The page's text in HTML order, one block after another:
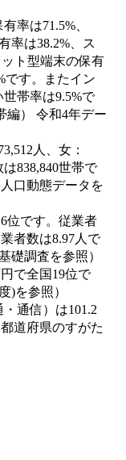
率は71.5%、
率は38.2%、ス
ト型端末の保有
です。またイン
帯率は9.5%で
編） 令和4年デー
人、女：
838,840世帯で
口動態データを
位です。従業者
者数は8.97人で
礎調査を参照）
で全国19位で
)を参照）
通信）は101.2
道府県のすがた